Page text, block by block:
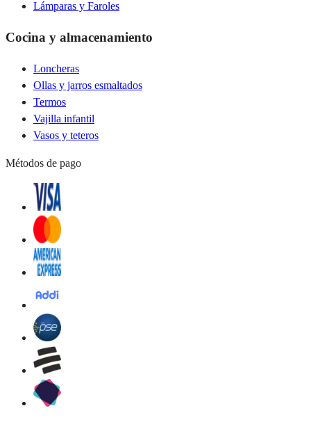
Lámparas y Faroles
Cocina y almacenamiento
Loncheras
Ollas y jarros esmaltados
Termos
Vajilla infantil
Vasos y teteros
Métodos de pago